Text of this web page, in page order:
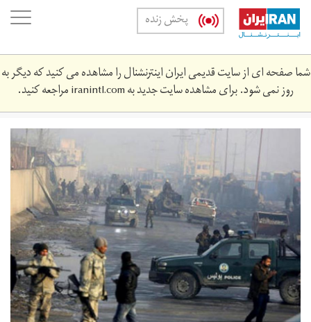
Skip
main
content
پخش زنده
شما صفحه ای از سایت قدیمی ایران اینترنشنال را مشاهده می کنید که دیگر به
روز نمی شود. برای مشاهده سایت جدید بهiranintl.comمراجعه کنید.
1551017120793846300.jpeg